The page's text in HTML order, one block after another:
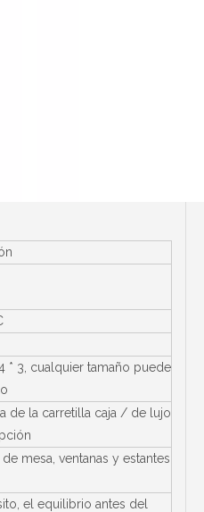
* 3, cualquier tamaño puede
de la carretilla caja / de lujo
mesa, ventanas y estantes
el equilibrio antes del